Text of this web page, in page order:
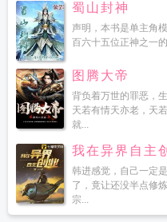
蜀山封神
声明，本书是单主角
百六十五位正神之一
图腾大帝
背负着万世的罪恶，
天若有情天亦老，天
就...
我在异界自主
韩进感觉，自己一定
了，竟让还没半点修
宗...